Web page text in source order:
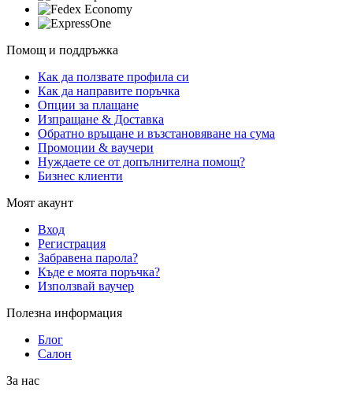
Помощ и поддръжка
Как да ползвате профила си
Как да направите поръчка
Опции за плащане
Изпращане & Доставка
Обратно връщане и възстановяване на сума
Промоции & ваучери
Нуждаете се от допълнителна помощ?
Бизнес клиенти
Моят акаунт
Вход
Регистрация
Забравена парола?
Къде е моята поръчка?
Използвай ваучер
Полезна информация
Блог
Салон
За нас